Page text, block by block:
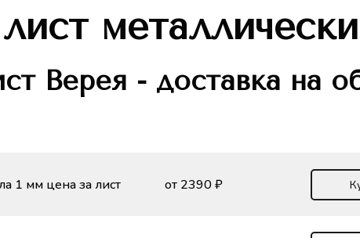
Верея - доставка на
1 мм цена за лист от 2390 ₽